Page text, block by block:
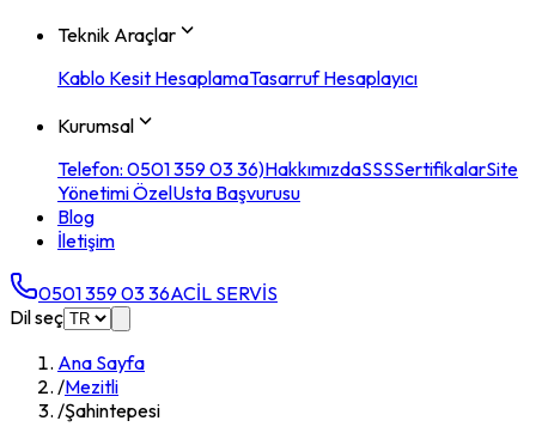
Teknik Araçlar
Kablo Kesit HesaplamaTasarruf Hesaplayıcı
Kurumsal
Telefon: 0501 359 03 36)HakkımızdaSSSSertifikalarSite
Yönetimi ÖzelUsta Başvurusu
Blog
İletişim
0501 359 03 36ACİL SERVİS
Dil seç
Ana Sayfa
/Mezitli
/Şahintepesi